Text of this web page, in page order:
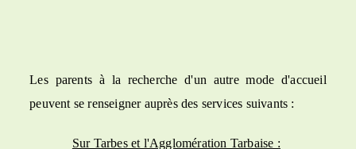
Les parents à la recherche d'un autre mode d'accueil
peuvent se renseigner auprès des services suivants :
Sur Tarbes et l'Agglomération Tarbaise :